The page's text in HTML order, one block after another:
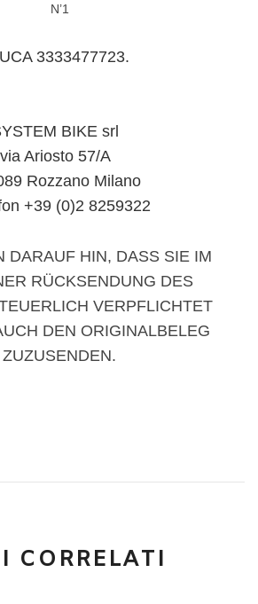
N’1
3333477723.
BIKE srl
via Ariosto 57/A
Rozzano Milano
+39 (0)2 8259322
DARAUF HIN, DASS SIE IM
RÜCKSENDUNG DES
VERPFLICHTET
DEN ORIGINALBELEG
ZUZUSENDEN.
CORRELATI